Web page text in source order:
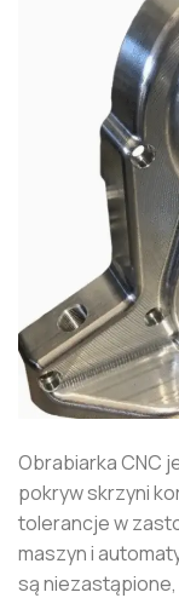
Obrabiarka CNC
pokryw skrzyni
tolerancje w
maszyn i
są